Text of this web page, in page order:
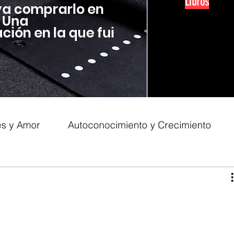
comprarlo en
en la que fui
y Amor Autoconocimiento y Crecimiento